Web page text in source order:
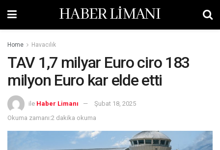
HABER LİMANI
Home Havacılık
TAV 1,7 milyar Euro ciro 183
milyon Euro kar elde etti
ile Haber Limanı
Şubat 18, 2025
Okuma zamanı:2 dakika okuma